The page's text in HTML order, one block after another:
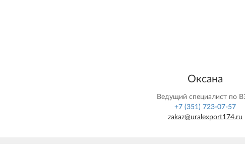
Оксана
Ведущий специалист по
+7 (351) 723-07-57
zakaz@uralexport174.ru